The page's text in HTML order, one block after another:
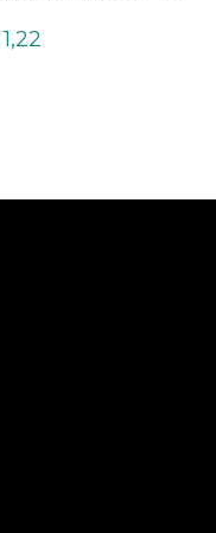
1,22